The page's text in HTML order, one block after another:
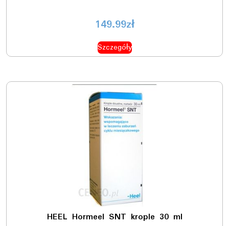
149.99zł
Szczegóły
HEEL Hormeel SNT krople 30 ml